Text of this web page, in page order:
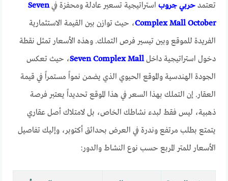
تعتمدحربي جروب استراتيجية تسعير عادلة ومحفزة فيSeven
Complex Mall October، حيث توازن بين القيمة الاستثمارية
الفريدة للموقع وبين تيسير فرص التملك. وهذه الأسعار تمثل نقطة
دخول استراتيجية داخلSeven Complex Mall، حيث تعكس
الجودة الهندسية والموقع الحيوي الذي يضمن نمواً مستمراً في قيمة
العقار. إن التملك بهذا السعر في هذا الموقع تحديداً يعتبر فرصة
ذهبية، ليس فقط لبدء نشاطك الخاص، بل لامتلاك أصل عقاري
يتمتع بطلب مرتفع وندرة في العرض بحدائق أكتوبر، وإليك تفاصيل
الأسعار للمتر المربع حسب نوع النشاط والدور: